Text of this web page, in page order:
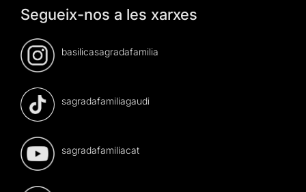
Segueix-nos a les xarxes
basilicasagradafamilia
sagradafamiliagaudi
sagradafamiliacat